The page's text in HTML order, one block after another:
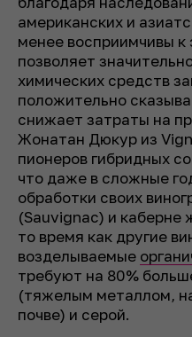
американских и
менее восприимчивы
позволяет
химических средств
положительно
снижает затраты на
Жонатан Дюкур из
пионеров гибридных
что даже в сложные
обработки своих
(Sauvignac) и каберне
то время как другие
возделываемые
требуют на 80%
(тяжелым металлом,
почве) и серой.